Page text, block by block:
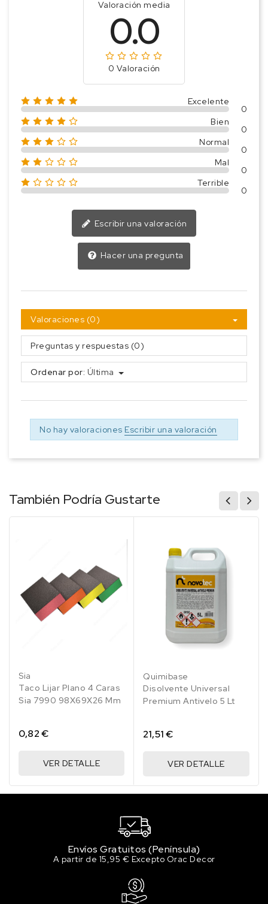
Valoración media
0.0
0 Valoración
Excelente
0
Bien
0
Normal
0
Mal
0
Terrible
0
Escribir una valoración
Hacer una pregunta
Valoraciones (0)
Preguntas y respuestas (0)
Ordenar por: Última
No hay valoraciones Escribir una valoración
También Podría Gustarte
Sia
Taco Lijar Plano 4 Caras
Sia 7990 98X69X26 Mm
0,82 €
VER DETALLE
Quimibase
Disolvente Universal
Premium Antivelo 5 Lt
21,51 €
VER DETALLE
Envíos Gratuitos (Península)
A partir de 15,95 € Excepto Orac Decor